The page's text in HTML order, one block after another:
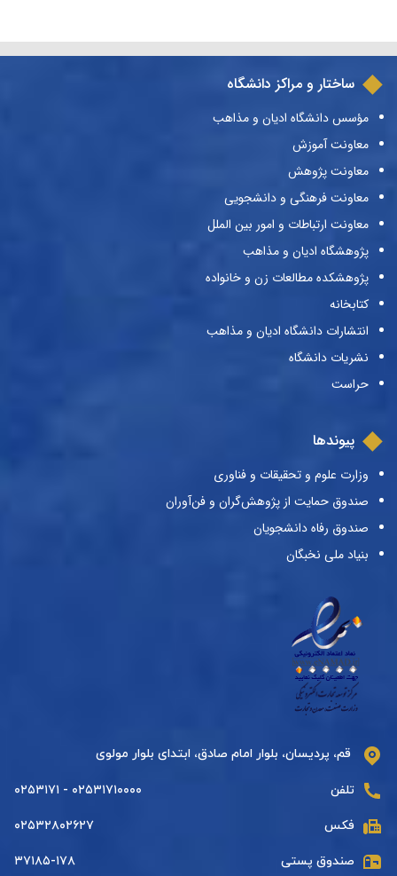
ساختار و مراکز دانشگاه
مؤسس دانشگاه ادیان و مذاهب
معاونت آموزش
معاونت پژوهش
معاونت فرهنگی و دانشجویی
معاونت ارتباطات و امور بین الملل
پژوهشگاه ادیان و مذاهب
پژوهشکده مطالعات زن و خانواده
کتابخانه
انتشارات دانشگاه ادیان و مذاهب
نشریات دانشگاه
حراست
پیوندها
وزارت علوم و تحقیقات و فناوری
صندوق حمایت از پژوهش‌گران و فن‌آوران
صندوق رفاه دانشجویان
بنیاد ملی نخبگان
قم، پردیسان، بلوار امام صادق، ابتدای بلوار مولوی
تلفن ۰۲۵۳۱۷۱۰۰۰۰ - ۰۲۵۳۱۷۱
فکس ۰۲۵۳۲۸۰۲۶۲۷
صندوق پستی ۳۷۱۸۵-۱۷۸